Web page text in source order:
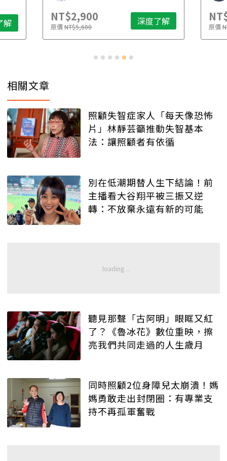
解 NT$2,900
原價NT$5,600 深度了解 原價
相關文章
照顧失智症家人「每天像恐怖
片」林靜芸籲推動失智基本
法：讓照顧者有依循
別在低潮期替人生下結論！前
主播看大谷翔平被三振又逆
轉：不放棄永遠有新的可能
聽見那聲「古阿明」眼眶又紅
了？《魯冰花》數位重映，擦
亮我們共同走過的人生歲月
同時照顧2位身障兒太崩潰！媽
媽勇敢走出封閉圈：有專業支
持不再孤軍奮戰